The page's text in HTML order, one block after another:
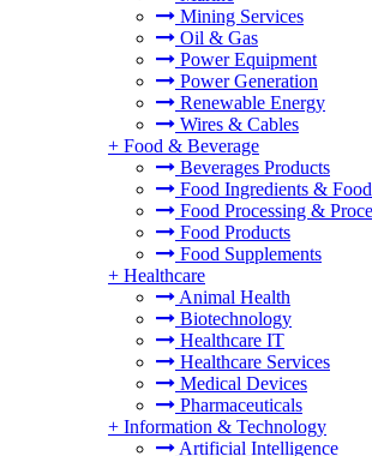
Mining Services
Oil & Gas
Power Equipment
Power Generation
Renewable Energy
Wires & Cables
+ Food & Beverage
Beverages Products
Food Ingredients &
Food Processing &
Food Products
Food Supplements
+ Healthcare
Animal Health
Biotechnology
Healthcare IT
Healthcare Services
Medical Devices
Pharmaceuticals
+ Information & Technology
Artificial Intelligence